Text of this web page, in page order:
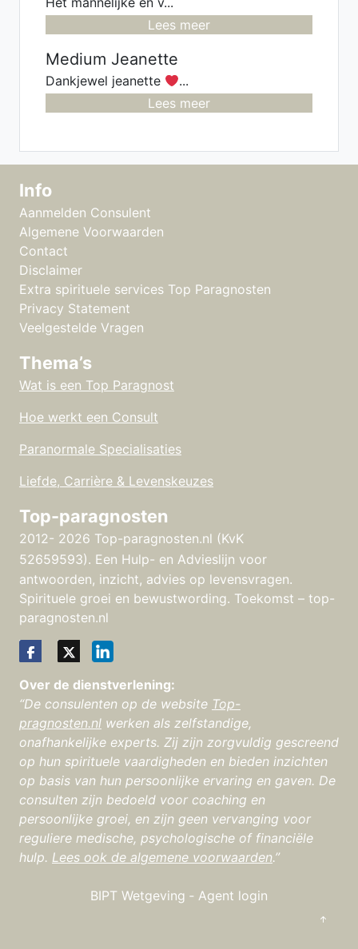
Lees meer
Medium Jeanette
Dankjewel jeanette
...
Lees meer
Info
Aanmelden Consulent
Algemene Voorwaarden
Contact
Disclaimer
Extra spirituele services Top Paragnosten
Privacy Statement
Veelgestelde Vragen
Thema’s
Wat is een Top Paragnost
Hoe werkt een Consult
Paranormale Specialisaties
Liefde, Carrière & Levenskeuzes
Top-paragnosten
2012- 2026 Top-paragnosten.nl (KvK
52659593). Een Hulp- en Advieslijn voor
antwoorden, inzicht, advies op levensvragen.
Spirituele groei en bewustwording. Toekomst – top-
paragnosten.nl
Over de dienstverlening:
“De consulenten op de website Top-
pragnosten.nl werken als zelfstandige,
onafhankelijke experts. Zij zijn zorgvuldig gescreend
op hun spirituele vaardigheden en bieden inzichten
op basis van hun persoonlijke ervaring en gaven. De
consulten zijn bedoeld voor coaching en
persoonlijke groei, en zijn geen vervanging voor
reguliere medische, psychologische of financiële
hulp. Lees ook de algemene voorwaarden.”
BIPT Wetgeving ‐ Agent login